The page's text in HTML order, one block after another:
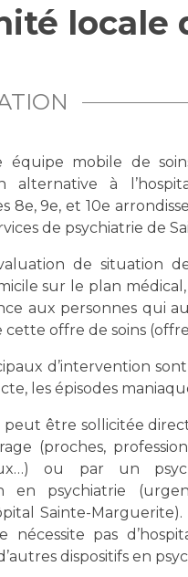
à
Les
équipe mobile de
alternative à
8e, 9e, et 10e
de psychiatrie de
de situation
sur le plan
aux personnes qui
cette offre de soins
d’intervention
les épisodes
peut être sollicitée
(proches,
ou par un
en psychiatrie
Sainte-
nécessite pas
dispositifs en